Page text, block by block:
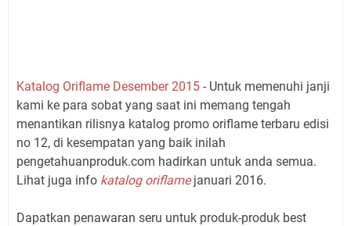
Katalog Oriflame Desember 2015 - Untuk memenuhi janji
kami ke para sobat yang saat ini memang tengah
menantikan rilisnya katalog promo oriflame terbaru edisi
no 12, di kesempatan yang baik inilah
pengetahuanproduk.com hadirkan untuk anda semua.
Lihat juga info katalog oriflamejanuari 2016.
Dapatkan penawaran seru untuk produk-produk best